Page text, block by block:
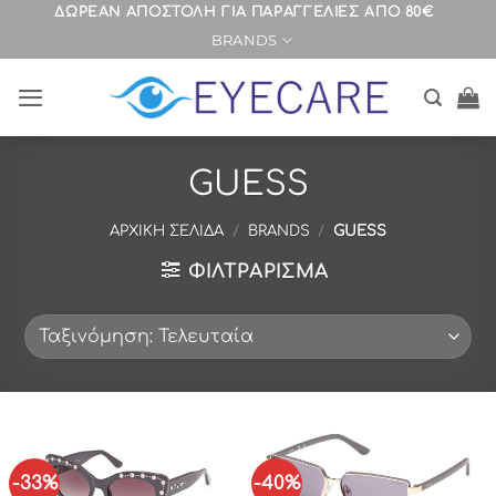
ΜετάβασηΔΩΡΕΑΝ ΑΠΟΣΤΟΛΗ ΓΙΑ ΠΑΡΑΓΓΕΛΙΕΣ ΑΠΟ 80€
BRANDS
GUESS
ΑΡΧΙΚΉ ΣΕΛΊΔΑ / BRANDS / GUESS
ΦΙΛΤΡΆΡΙΣΜΑ
-33% -40%